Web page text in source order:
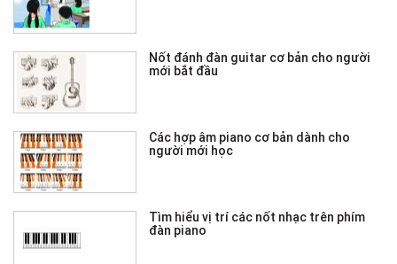
Nốt đánh đàn guitar cơ bản cho người
mới bắt đầu
Các hợp âm piano cơ bản dành cho
người mới học
Tìm hiểu vị trí các nốt nhạc trên phím
đàn piano